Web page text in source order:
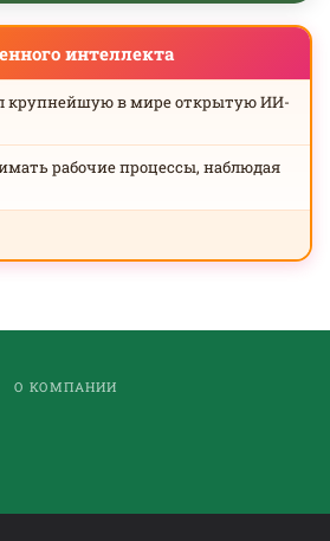
интеллекта
крупнейшую в мире открытую ИИ-
рабочие процессы, наблюдая
О КОМПАНИИ